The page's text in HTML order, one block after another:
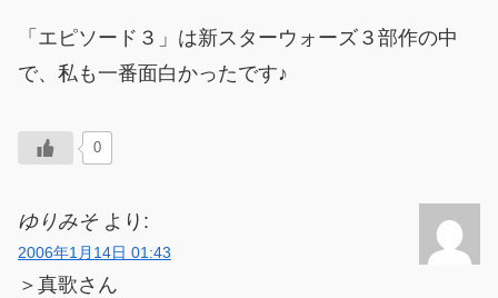
「エピソード３」は新スターウォーズ３部作の中
で、私も一番面白かったです♪
0
ゆりみそ より:
2006年1月14日 01:43
＞真歌さん